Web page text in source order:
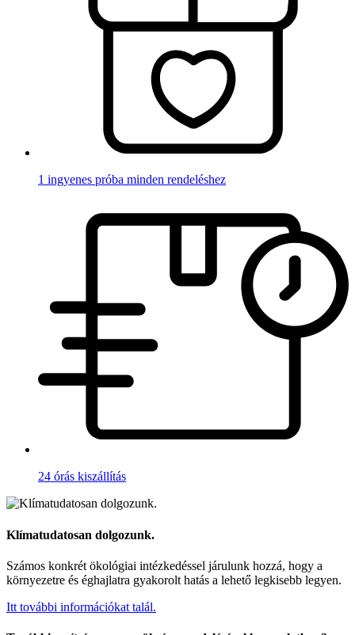
1 ingyenes próba minden rendeléshez
24 órás kiszállítás
Klímatudatosan dolgozunk.
Számos konkrét ökológiai intézkedéssel járulunk hozzá, hogy a
környezetre és éghajlatra gyakorolt hatás a lehető legkisebb legyen.
Itt további információkat talál.